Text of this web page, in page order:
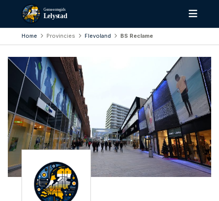
Gemeentegids
Lelystad
Home Provincies Flevoland BS Reclame